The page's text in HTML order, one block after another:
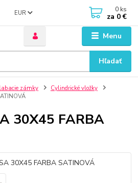
Menu
EUR
Hľadať
0 ks
za 0 €
zámky
Cylindrické vložky
30X45 FARBA